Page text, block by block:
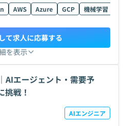
AWS Azure GCP 機械学習
を表示
て求人に応募する
AIエージェント・需要予
挑戦！
AIエンジニア